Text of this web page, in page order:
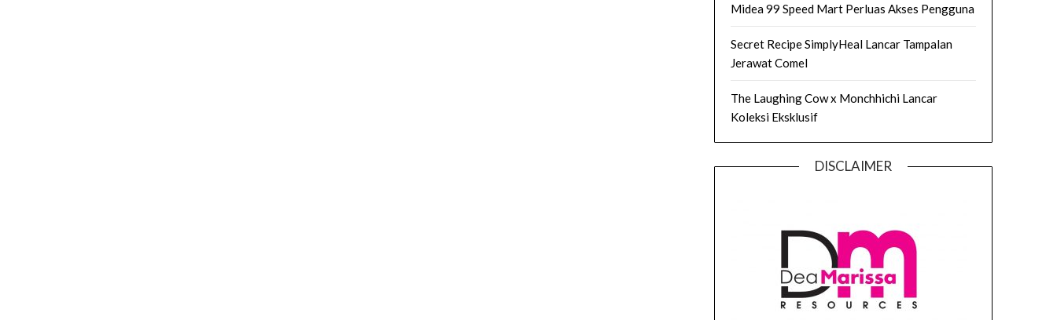
Midea 99 Speed Mart Perluas Akses Pengguna
Secret Recipe SimplyHeal Lancar Tampalan
Jerawat Comel
The Laughing Cow x Monchhichi Lancar
Koleksi Eksklusif
DISCLAIMER